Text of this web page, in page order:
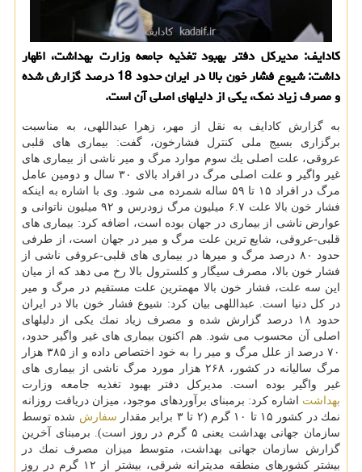
كادایف: مدیركل دفتر بهبود تغذیه جامعه وزارت بهداشت، اظهار
داشت: شیوع فشار خون بالا در ایران حدود 18 درصد گزارش شده
و مصرف زیاد نمك، یكی از دلیلهای اصلی آن است.
به گزارش كادایف به نقل از مهر، زهرا عبداللهی، به مناسبت
برگزاری بسیج ملی كنترل فشارخون، گفت: بیماری های قلبی
عروقی، علت اصلی یك سوم موارد مرگ و میر ناشی از بیماری های
غیر واگیر و علت اصلی مرگ در افراد بالای ۳۰ سال و دومین عامل
مرگ در افراد ۱۵ تا ۵۹ ساله شمرده می شود. وی با اشاره به اینكه
فشار خون بالا علت ۶.۷ میلیون مرگ زودرس و ۹۲ میلیون ناتوانی و
عوارض ناشی از بیماری در جهان بوده است، اضافه كرد: بیماری های
قلبی-عروقی، شایع ترین علت مرگ و میر در جهان است، از طرفی
حدود ۸۰ درصد مرگ و میرها در بیماری های قلبی-عروقی ناشی از
فشار خون بالا، مصرف سیگار و كلسترول بالا رخ می دهد كه از میان
این سه علت، فشار خون بالا مهمترین علت مستقیم در مرگ و میر
در كل دنیا است. عبداللهی بیان كرد: شیوع فشار خون بالا در ایران
حدود ۱۸ درصد گزارش شده و مصرف زیاد نمك یكی از دلیلهای
اصلی آن محسوب می شود. هم اكنون بیماری های غیر واگیر حدود،
۷۰ درصد از علل مرگ و میر را به خود اختصاص داده و از ۳۸۵ هزار
مرگ سالیانه در كشور، ۲۶۸ هزار مورد مرگ ناشی از بیماری های
غیر واگیر بوده است. مدیركل دفتر بهبود تغذیه جامعه وزارت
بهداشت اشاره كرد: برمبنای برآوردهای موجود، میزان دریافت روزانه
نمك در كشور ۱۵ تا ۱۰ گرم (۲ تا ۳ برابر مقدار
سفارش شده توسط
سازمان جهانی بهداشت یعنی ۵ گرم در روز است). برمبنای آخرین
گزارش سازمان جهانی بهداشت، متوسط میزان مصرف نمك در
بیشتر كشورهای منطقه مدیترانه شرقی، بیشتر از ۱۲ گرم در روز